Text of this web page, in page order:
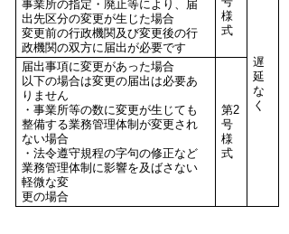
様
式
遅
延
な
く
事業所の指定・廃止等により、届
出先区分の変更が生じた場合
変更前の行政機関及び変更後の行
政機関の双方に届出が必要です
届出事項に変更があった場合
以下の場合は変更の届出は必要あ
りません
・事業所等の数に変更が生じても
整備する業務管理体制が変更され
ない場合
・法令遵守規程の字句の修正など
業務管理体制に影響を及ばさない
軽微な変
更の場合
第2
号
様
式